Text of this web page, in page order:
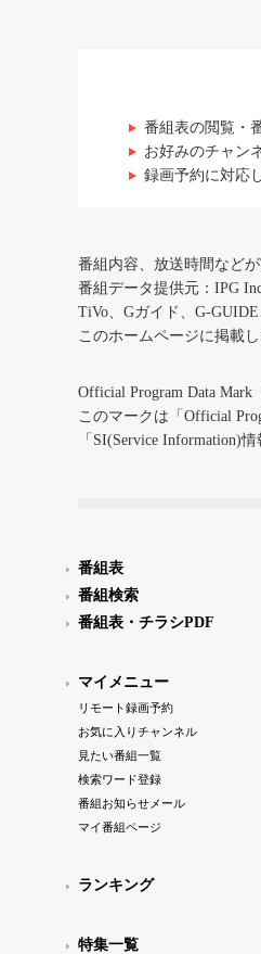
番組表の閲覧・
お好みのチャン
録画予約に対応
番組内容、放送時間など
番組データ提供元：IPG
TiVo、Gガイド、G-
このホームページに掲載
Official Program Data Mark
このマークは「Official
「SI(Service Information)
番組表
番組検索
番組表・チラシPDF
マイメニュー
リモート録画予約
お気に入りチャンネル
見たい番組一覧
検索ワード登録
番組お知らせメール
マイ番組ページ
ランキング
特集一覧